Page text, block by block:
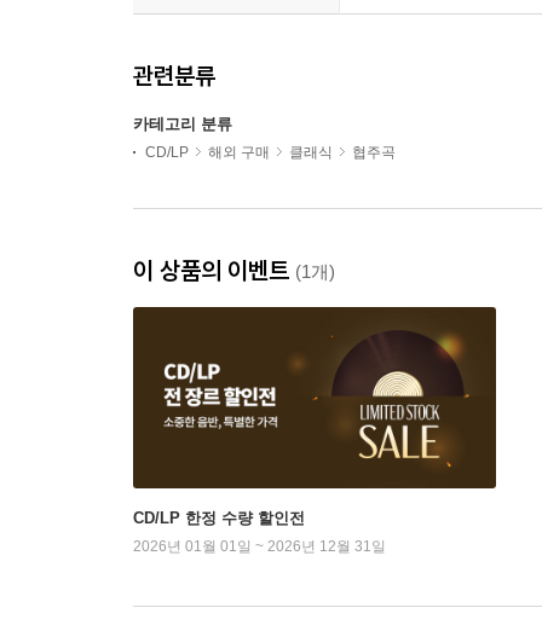
관련분류
카테고리 분류
CD/LP 해외 구매 클래식 협주곡
이 상품의 이벤트 (1개)
CD/LP 한정 수량 할인전
2026년 01월 01일 ~ 2026년 12월 31일